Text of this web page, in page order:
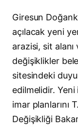
Giresun
açılacak yeni
arazisi, sit
değişiklikler
sitesindeki
edilmelidir. Yeni
imar planlarını
Değişikliği